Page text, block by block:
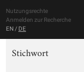
Nutzungsrechte
Anmelden zur Recherche
EN / DE
Stichwort